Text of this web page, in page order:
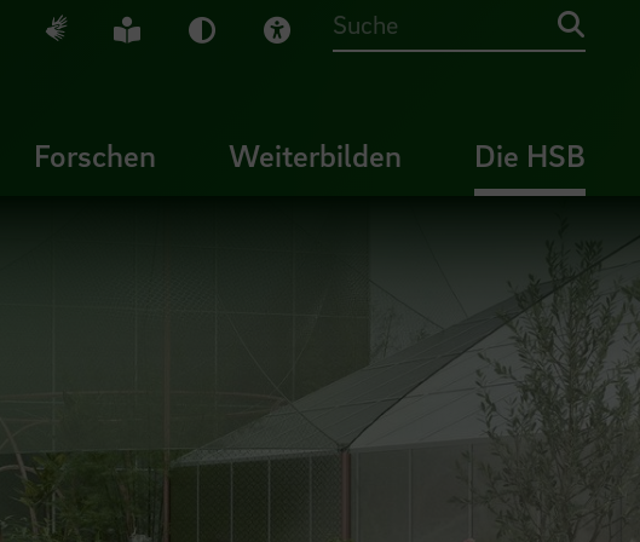
Deutsche Gebärdensprache
Leichte Sprache
Dunkel-Modus
Visuelle Hilfe
Suche
Forschen Weiterbilden Die HSB